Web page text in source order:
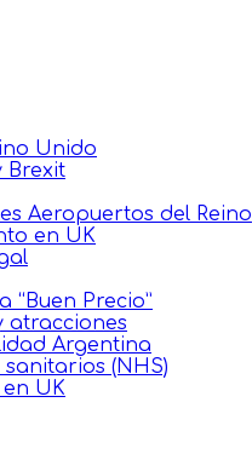
Unido
Brexit
Aeropuertos del Reino
en UK
“Buen Precio”
atracciones
Argentina
sanitarios (NHS)
UK